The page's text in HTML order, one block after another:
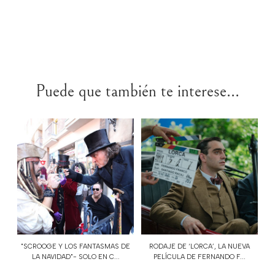
Puede que también te interese...
"SCROOGE Y LOS FANTASMAS DE
LA NAVIDAD"- SOLO EN C...
RODAJE DE ‘LORCA’, LA NUEVA
PELÍCULA DE FERNANDO F...